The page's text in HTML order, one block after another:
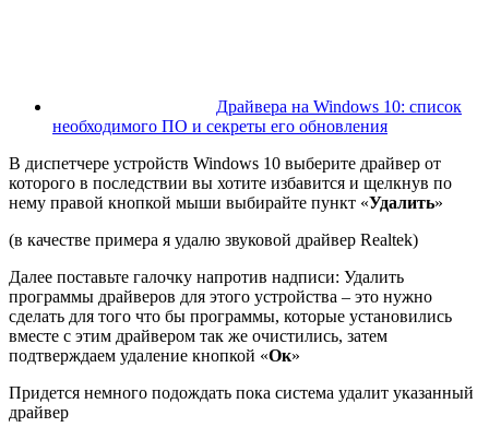
Драйвера на Windows 10: список
необходимого ПО и секреты его обновления
В диспетчере устройств Windows 10 выберите драйвер от
которого в последствии вы хотите избавится и щелкнув по
нему правой кнопкой мыши выбирайте пункт «Удалить»
(в качестве примера я удалю звуковой драйвер Realtek)
Далее поставьте галочку напротив надписи: Удалить
программы драйверов для этого устройства – это нужно
сделать для того что бы программы, которые установились
вместе с этим драйвером так же очистились, затем
подтверждаем удаление кнопкой «Ок»
Придется немного подождать пока система удалит указанный
драйвер